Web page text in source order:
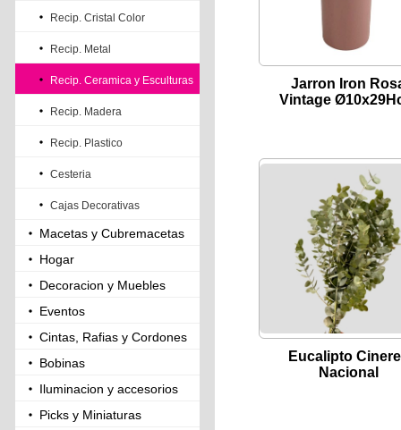
Recip. Cristal Color
Recip. Metal
Recip. Ceramica y Esculturas
Recip. Madera
Recip. Plastico
Cesteria
Cajas Decorativas
Macetas y Cubremacetas
Hogar
Decoracion y Muebles
Eventos
Cintas, Rafias y Cordones
Bobinas
Iluminacion y accesorios
Picks y Miniaturas
Jarron Iron
Vintage
Eucalipto
Nacional